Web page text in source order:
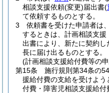
相談支援依頼(変更)届出書(
て依頼するものとする。
3
依頼書を受けた申請者は
するときは、計画相談支
出書により、新たに契約
長に届け出るものとする。
(計画相談支援給付費等の
第15条
施行規則第34条の
援給付費の支給を受けよ
付費・障害児相談支援給付